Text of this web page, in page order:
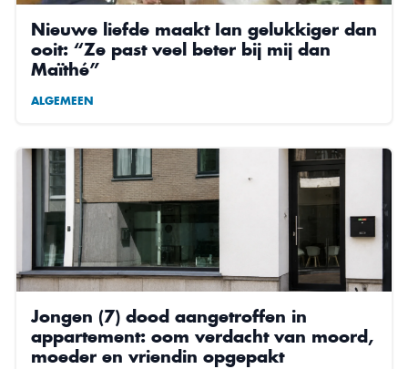
Nieuwe liefde maakt Ian gelukkiger dan
ooit: “Ze past veel beter bij mij dan
Maïthé”
ALGEMEEN
Jongen (7) dood aangetroffen in
appartement: oom verdacht van moord,
moeder en vriendin opgepakt